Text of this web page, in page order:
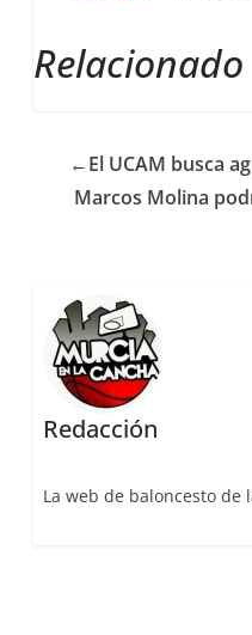
Relacionado
←El UCAM busca
Marcos Molina
Redacción
La web de baloncesto de